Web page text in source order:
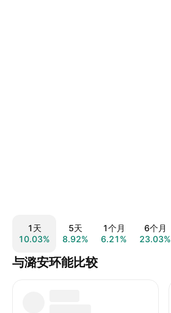
1天
10.03%
5天
8.92%
1个月
6.21%
6个月
23.03%
与潞安环能比较